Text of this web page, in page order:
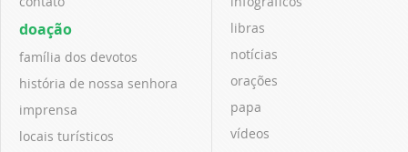
doação
família dos devotos
história de nossa senhora
imprensa
locais turísticos
libras
notícias
orações
papa
vídeos